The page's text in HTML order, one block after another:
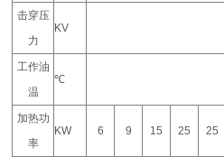
击穿压
力
KV
工作油
温
℃
加热功
率
KW 6 9 15 25 25